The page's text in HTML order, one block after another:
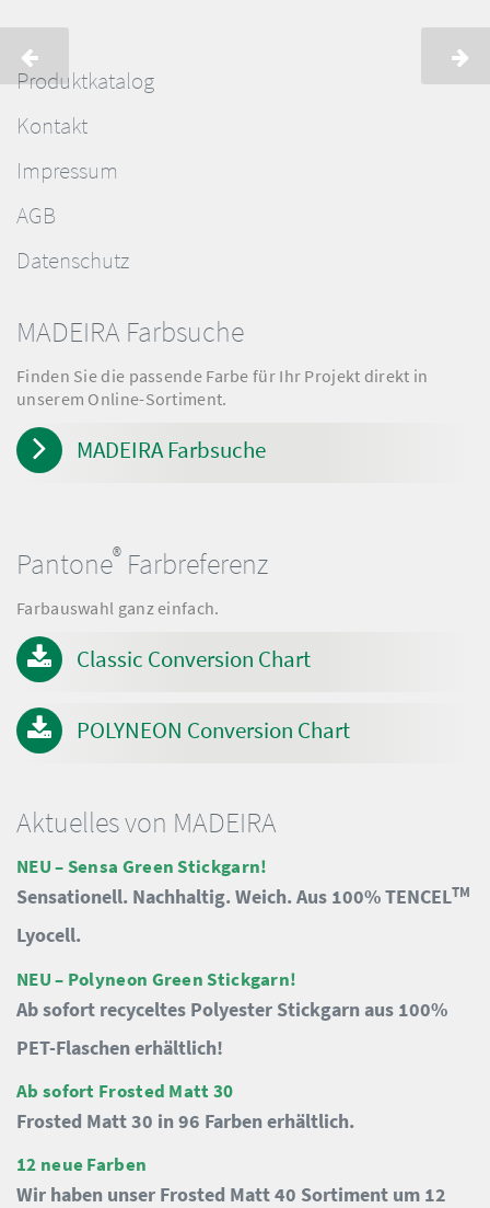
Produktkatalog
Kontakt
Impressum
AGB
Datenschutz
MADEIRA Farbsuche
Finden Sie die passende Farbe für Ihr Projekt direkt in
unserem Online-Sortiment.
MADEIRA Farbsuche
Pantone® Farbreferenz
Farbauswahl ganz einfach.
Classic Conversion Chart
POLYNEON Conversion Chart
Aktuelles von MADEIRA
NEU – Sensa Green Stickgarn!
Sensationell. Nachhaltig. Weich. Aus 100% TENCELTM
Lyocell.
NEU – Polyneon Green Stickgarn!
Ab sofort recyceltes Polyester Stickgarn aus 100%
PET-Flaschen erhältlich!
Ab sofort Frosted Matt 30
Frosted Matt 30 in 96 Farben erhältlich.
12 neue Farben
Wir haben unser Frosted Matt 40 Sortiment um 12